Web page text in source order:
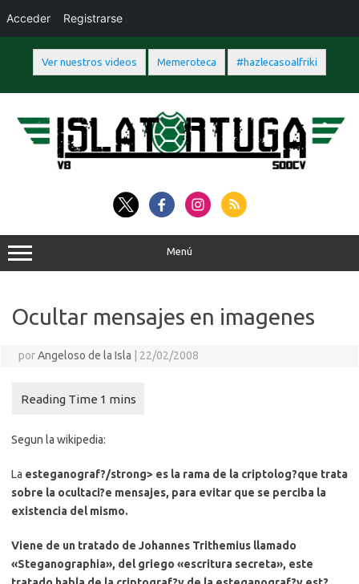
Ver nuestros videos Memeroteca #hazlecasoalfriki
contenido
Menú
Ocultar mensajes en imagenes
porAngeloso de la Isla 22/02/2008
Segun la wikipedia:
La esteganograf?/strong> es la rama de la criptolog?que trata
sobre la ocultaci?e mensajes, para evitar que se perciba la
existencia del mismo.
Viene de un tratado de Johannes Trithemius llamado
«Steganographia», del griego «escritura secreta», este
Acceder Registrarse